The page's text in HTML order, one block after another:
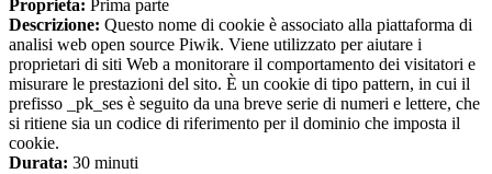
Proprieta: Prima parte
Descrizione: Questo nome di cookie è associato alla piattaforma di
analisi web open source Piwik. Viene utilizzato per aiutare i
proprietari di siti Web a monitorare il comportamento dei visitatori e
misurare le prestazioni del sito. È un cookie di tipo pattern, in cui il
prefisso _pk_ses è seguito da una breve serie di numeri e lettere, che
si ritiene sia un codice di riferimento per il dominio che imposta il
cookie.
Durata: 30 minuti